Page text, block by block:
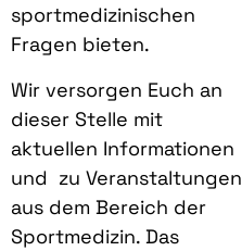
sportmedizinischen
Fragen bieten.
Wir versorgen Euch an
dieser Stelle mit
aktuellen Informationen
und zu Veranstaltungen
aus dem Bereich der
Sportmedizin. Das